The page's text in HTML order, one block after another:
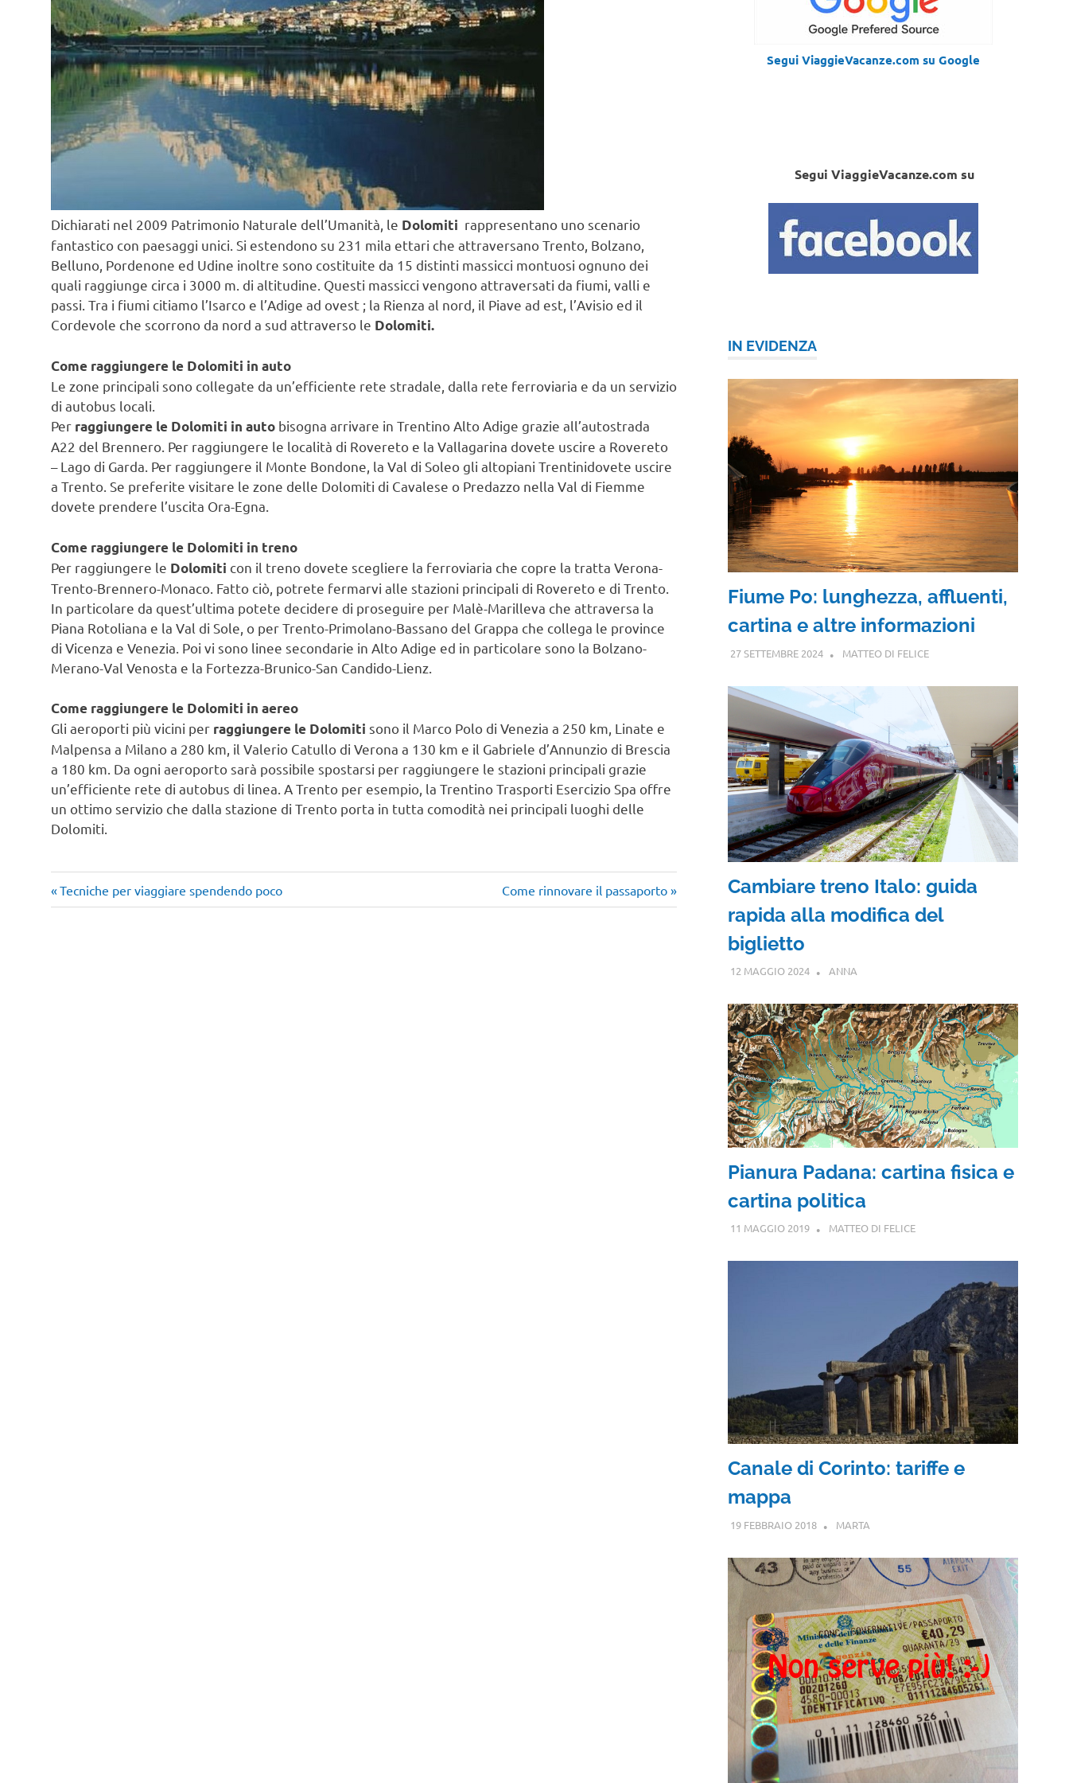
Dichiarati nel 2009 Patrimonio Naturale dell’Umanità, le Dolomiti rappresentano uno scenario
fantastico con paesaggi unici. Si estendono su 231 mila ettari che attraversano Trento, Bolzano,
Belluno, Pordenone ed Udine inoltre sono costituite da 15 distinti massicci montuosi ognuno dei
quali raggiunge circa i 3000 m. di altitudine. Questi massicci vengono attraversati da fiumi, valli e
passi. Tra i fiumi citiamo l’Isarco e l’Adige ad ovest ; la Rienza al nord, il Piave ad est, l’Avisio ed il
Cordevole che scorrono da nord a sud attraverso le Dolomiti.
Come raggiungere le Dolomiti in auto
Le zone principali sono collegate da un’efficiente rete stradale, dalla rete ferroviaria e da un servizio
di autobus locali.
Per raggiungere le Dolomiti in auto bisogna arrivare in Trentino Alto Adige grazie all’autostrada
A22 del Brennero. Per raggiungere le località di Rovereto e la Vallagarina dovete uscire a Rovereto
– Lago di Garda. Per raggiungere il Monte Bondone, la Val di Soleo gli altopiani Trentinidovete uscire
a Trento. Se preferite visitare le zone delle Dolomiti di Cavalese o Predazzo nella Val di Fiemme
dovete prendere l’uscita Ora-Egna.
Come raggiungere le Dolomiti in treno
Per raggiungere le Dolomiti con il treno dovete scegliere la ferroviaria che copre la tratta Verona-
Trento-Brennero-Monaco. Fatto ciò, potrete fermarvi alle stazioni principali di Rovereto e di Trento.
In particolare da quest’ultima potete decidere di proseguire per Malè-Marilleva che attraversa la
Piana Rotoliana e la Val di Sole, o per Trento-Primolano-Bassano del Grappa che collega le province
di Vicenza e Venezia. Poi vi sono linee secondarie in Alto Adige ed in particolare sono la Bolzano-
Merano-Val Venosta e la Fortezza-Brunico-San Candido-Lienz.
Come raggiungere le Dolomiti in aereo
Gli aeroporti più vicini per raggiungere le Dolomiti sono il Marco Polo di Venezia a 250 km, Linate e
Malpensa a Milano a 280 km, il Valerio Catullo di Verona a 130 km e il Gabriele d’Annunzio di Brescia
a 180 km. Da ogni aeroporto sarà possibile spostarsi per raggiungere le stazioni principali grazie
un’efficiente rete di autobus di linea. A Trento per esempio, la Trentino Trasporti Esercizio Spa offre
un ottimo servizio che dalla stazione di Trento porta in tutta comodità nei principali luoghi delle
Dolomiti.
Navigazione
Articolo
precedente:
Tecniche per viaggiare spendendo poco
Articolo
successivo:
Come rinnovare il passaporto
Segui ViaggieVacanze.com su Google
Segui ViaggieVacanze.com su
IN EVIDENZA
Fiume Po: lunghezza, affluenti,
cartina e altre informazioni
27 SETTEMBRE 2024 MATTEO DI FELICE
Cambiare treno Italo: guida
rapida alla modifica del
biglietto
12 MAGGIO 2024 ANNA
Pianura Padana: cartina fisica e
cartina politica
11 MAGGIO 2019 MATTEO DI FELICE
Canale di Corinto: tariffe e
mappa
19 FEBBRAIO 2018 MARTA